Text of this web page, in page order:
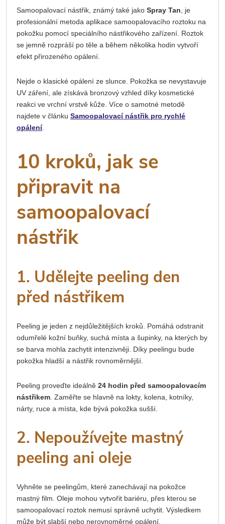
Samoopalovací nástřik, známý také jako Spray Tan , je
profesionální metoda aplikace samoopalovacího roztoku na
pokožku pomocí speciálního nástřikového zařízení. Roztok
se jemně rozpráší po těle a během několika hodin vytvoří
efekt přirozeného opálení.
Nejde o klasické opálení ze slunce. Pokožka se nevystavuje
UV záření, ale získává bronzový vzhled díky kosmetické
reakci ve vrchní vrstvě kůže. Více o samotné metodě
najdete v článku Samoopalovací nástřik pro rychlé
opálení.
10 kroků, jak se
připravit na
samoopalovací
nástřik
1. Udělejte peeling den
před nástřikem
Peeling je jeden z nejdůležitějších kroků. Pomáhá odstranit
odumřelé kožní buňky, suchá místa a šupinky, na kterých by
se barva mohla zachytit intenzivněji. Díky peelingu bude
pokožka hladší a nástřik rovnoměrnější.
Peeling proveďte ideálně 24 hodin před samoopalovacím
nástřikem . Zaměřte se hlavně na lokty, kolena, kotníky,
nárty, ruce a místa, kde bývá pokožka sušší.
2. Nepoužívejte mastný
peeling ani oleje
Vyhněte se peelingům, které zanechávají na pokožce
mastný film. Oleje mohou vytvořit bariéru, přes kterou se
samoopalovací roztok nemusí správně uchytit. Výsledkem
může být slabší nebo nerovnoměrné opálení.